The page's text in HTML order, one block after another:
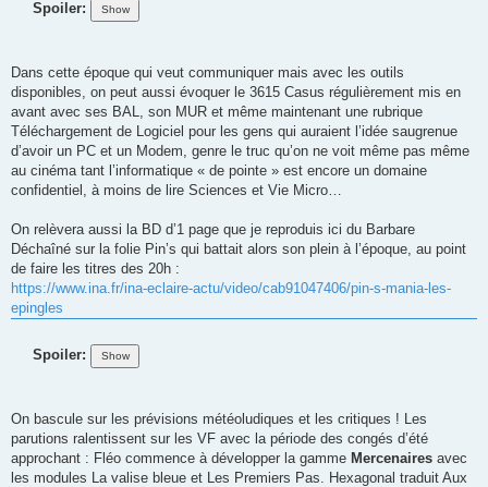
Spoiler:
Dans cette époque qui veut communiquer mais avec les outils
disponibles, on peut aussi évoquer le 3615 Casus régulièrement mis en
avant avec ses BAL, son MUR et même maintenant une rubrique
Téléchargement de Logiciel pour les gens qui auraient l’idée saugrenue
d’avoir un PC et un Modem, genre le truc qu’on ne voit même pas même
au cinéma tant l’informatique « de pointe » est encore un domaine
confidentiel, à moins de lire Sciences et Vie Micro…
On relèvera aussi la BD d’1 page que je reproduis ici du Barbare
Déchaîné sur la folie Pin’s qui battait alors son plein à l’époque, au point
de faire les titres des 20h :
https://www.ina.fr/ina-eclaire-actu/video/cab91047406/pin-s-mania-les-
epingles
Spoiler:
On bascule sur les prévisions météoludiques et les critiques ! Les
parutions ralentissent sur les VF avec la période des congés d’été
approchant : Fléo commence à développer la gamme Mercenaires avec
les modules La valise bleue et Les Premiers Pas. Hexagonal traduit Aux